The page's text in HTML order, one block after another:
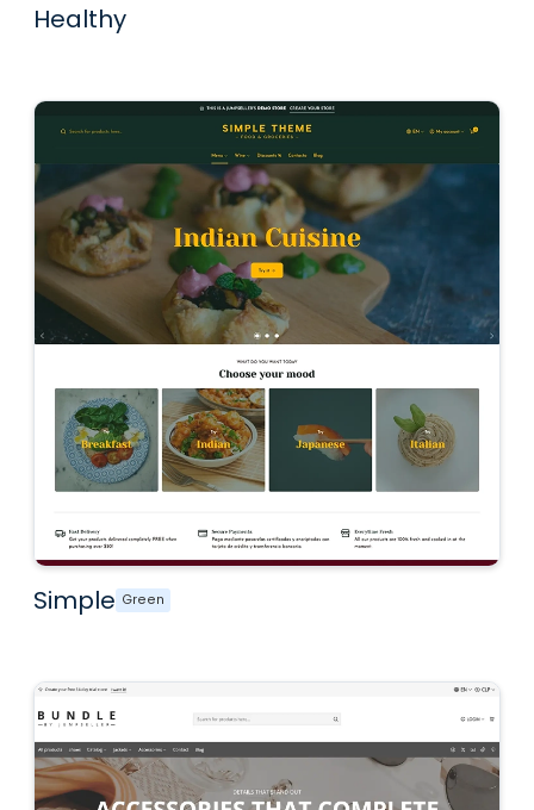
Healthy
Simple Green